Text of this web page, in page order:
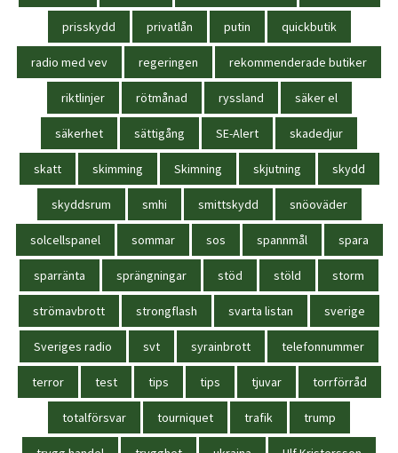
prisskydd privatlån putin quickbutik
radio med vev regeringen rekommenderade butiker
riktlinjer rötmånad ryssland säker el
säkerhet sättigång SE-Alert skadedjur
skatt skimming Skimning skjutning skydd
skyddsrum smhi smittskydd snöoväder
solcellspanel sommar sos spannmål spara
sparränta sprängningar stöd stöld storm
strömavbrott strongflash svarta listan sverige
Sveriges radio svt syrainbrott telefonnummer
terror test tips tips tjuvar torrförråd
totalförsvar tourniquet trafik trump